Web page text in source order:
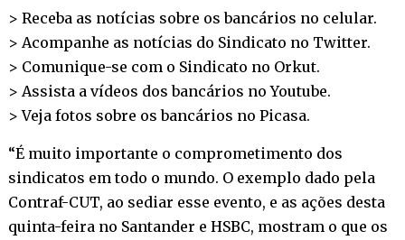
> Receba as notícias sobre os bancários no celular.
> Acompanhe as notícias do Sindicato no Twitter.
> Comunique-se com o Sindicato no Orkut.
> Assista a vídeos dos bancários noYoutube.
> Veja fotos sobre os bancários no Picasa.
“É muito importante o comprometimento dos
sindicatos em todo o mundo. O exemplo dado pela
Contraf-CUT, ao sediar esse evento, e as ações desta
quinta-feira no Santander e HSBC, mostram o que os